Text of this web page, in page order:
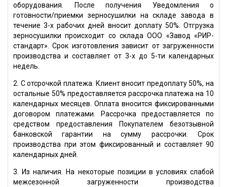
оборудования. После получения Уведомления о
готовности/приемки зерносушилки на складе завода в
течение 3-х рабочих дней вносит доплату 50%. Отгрузка
зерносушилки происходит со склада ООО «Завод «РИР-
стандарт». Срок изготовления зависит от загруженности
производства и составляет от 3-х до 5-ти календарных
недель.
2. С отсрочкой платежа. Клиент вносит предоплату 50%, на
остальные 50% предоставляется рассрочка платежа на 10
календарных месяцев. Оплата вносится фиксированными
договором платежами. Рассрочка предоставляется по
средством предоставления Покупателем безотзывной
банковской гарантии на сумму рассрочки. Срок
производства при этом фиксированный и составляет 90
календарных дней.
3. Из наличия. На некоторые позиции в условиях слабой
межсезонной загруженности производства